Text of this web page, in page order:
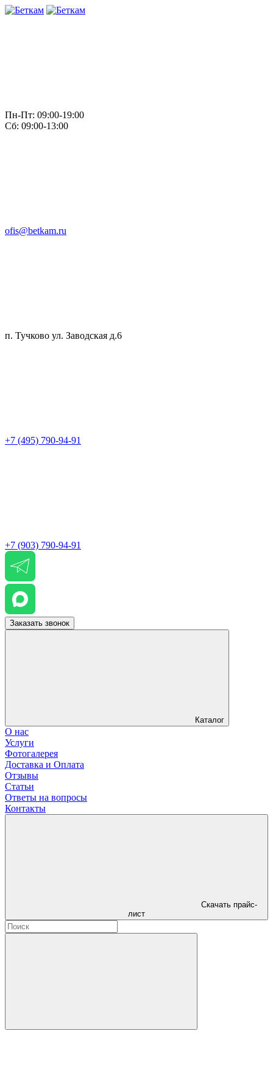
Пн-Пт: 09:00-19:00
Сб: 09:00-13:00
ofis@betkam.ru
п. Тучково ул. Заводская д.6
+7 (495) 790-94-91
+7 (903) 790-94-91
Заказать звонок
Каталог
О нас
Услуги
Фотогалерея
Доставка и Оплата
Отзывы
Статьи
Ответы на вопросы
Контакты
Скачать прайс-
лист